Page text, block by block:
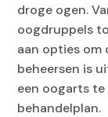
droge ogen.
oogdruppels
aan opties om
beheersen is
een oogarts
behandelplan.